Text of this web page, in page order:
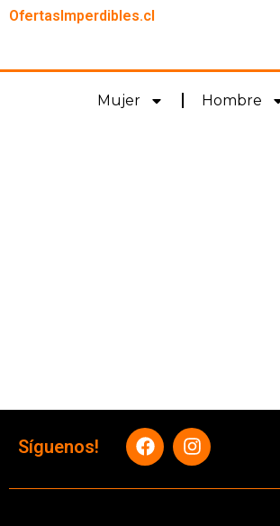
OfertasImperdibles.cl
Mujer Hombre
Síguenos!